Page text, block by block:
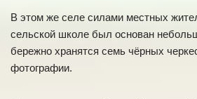
В этом же селе силами местных
сельской школе был основан
бережно хранятся семь чёрных
фотографии.